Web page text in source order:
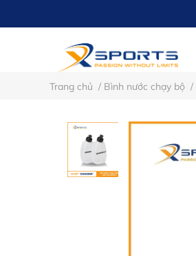
Trang chủ / Bình nước chạy bộ /